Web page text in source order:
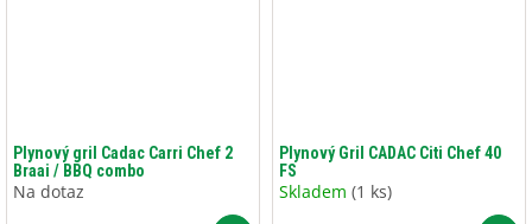
Plynový gril Cadac Carri Chef 2
Braai / BBQ combo
Na dotaz
Plynový Gril CADAC Citi Chef 40
FS
Skladem (1 ks)